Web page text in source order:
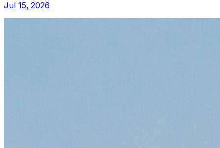
Jul 15, 2026